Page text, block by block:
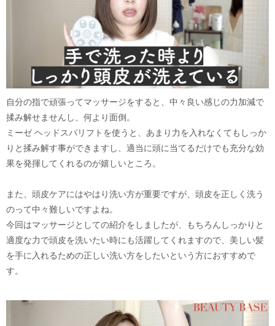
自分の指で頑張ってマッサージをすると、中々良い感じの力加減で
揉み解せませんし、何より面倒。
ミーゼ ヘッドスパリフトを使うと、あまり力を入れなくてもしっか
りと揉み解す事ができますし、適当に頭に当てるだけでも充分な効
果を発揮してくれるのが嬉しいところ。
また、頭皮ケアにはやはり洗い方が重要ですが、頭皮を正しく洗う
のって中々難しいですよね。
今回はマッサージとしての紹介をしましたが、もちろんしっかりと
適度な力で頭皮を洗いたい時にも活躍してくれますので、美しい髪
を手に入れるための正しい洗い方をしたいという方におすすめで
す。